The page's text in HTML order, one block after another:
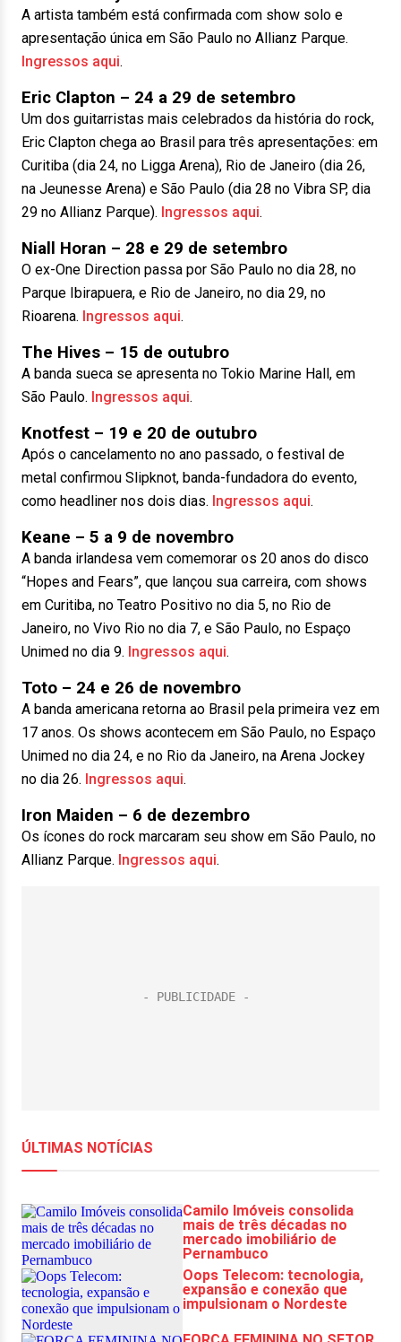
A artista também está confirmada com show solo e
apresentação única em São Paulo no Allianz Parque.
Ingressos aqui.
Eric Clapton – 24 a 29 de setembro
Um dos guitarristas mais celebrados da história do rock,
Eric Clapton chega ao Brasil para três apresentações: em
Curitiba (dia 24, no Ligga Arena), Rio de Janeiro (dia 26,
na Jeunesse Arena) e São Paulo (dia 28 no Vibra SP, dia
29 no Allianz Parque). Ingressos aqui.
Niall Horan – 28 e 29 de setembro
O ex-One Direction passa por São Paulo no dia 28, no
Parque Ibirapuera, e Rio de Janeiro, no dia 29, no
Rioarena. Ingressos aqui.
The Hives – 15 de outubro
A banda sueca se apresenta no Tokio Marine Hall, em
São Paulo. Ingressos aqui.
Knotfest – 19 e 20 de outubro
Após o cancelamento no ano passado, o festival de
metal confirmou Slipknot, banda-fundadora do evento,
como headliner nos dois dias. Ingressos aqui.
Keane – 5 a 9 de novembro
A banda irlandesa vem comemorar os 20 anos do disco
“Hopes and Fears”, que lançou sua carreira, com shows
em Curitiba, no Teatro Positivo no dia 5, no Rio de
Janeiro, no Vivo Rio no dia 7, e São Paulo, no Espaço
Unimed no dia 9. Ingressos aqui.
Toto – 24 e 26 de novembro
A banda americana retorna ao Brasil pela primeira vez em
17 anos. Os shows acontecem em São Paulo, no Espaço
Unimed no dia 24, e no Rio da Janeiro, na Arena Jockey
no dia 26. Ingressos aqui.
Iron Maiden – 6 de dezembro
Os ícones do rock marcaram seu show em São Paulo, no
Allianz Parque. Ingressos aqui.